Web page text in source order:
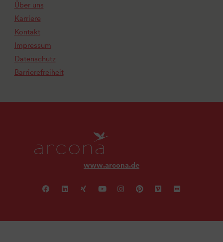
Über uns
Karriere
Kontakt
Impressum
Datenschutz
Barrierefreiheit
www.arcona.de